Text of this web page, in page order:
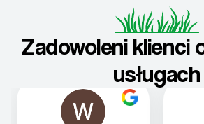
Zadowoleni klienci
usługach